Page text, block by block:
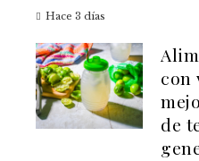
Hace 3 días
con
de